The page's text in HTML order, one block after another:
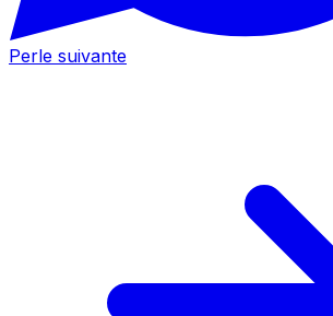
Perle suivante